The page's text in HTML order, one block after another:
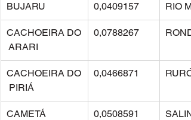
BUJARU 0,0409157 RIO
CACHOEIRA DO
ARARI
0,0788267
CACHOEIRA DO
PIRIÁ
0,0466871
CAMETÁ 0,0508591